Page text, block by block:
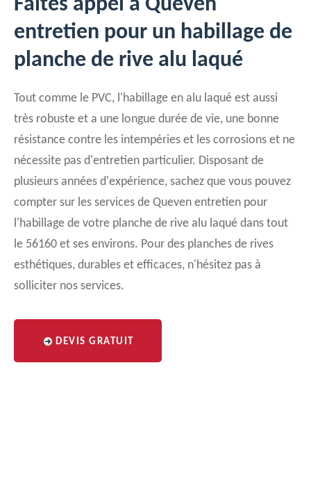
Faites appel à Queven
entretien pour un habillage de
planche de rive alu laqué
Tout comme le PVC, l'habillage en alu laqué est aussi
très robuste et a une longue durée de vie, une bonne
résistance contre les intempéries et les corrosions et ne
nécessite pas d'entretien particulier. Disposant de
plusieurs années d'expérience, sachez que vous pouvez
compter sur les services de Queven entretien pour
l'habillage de votre planche de rive alu laqué dans tout
le 56160 et ses environs. Pour des planches de rives
esthétiques, durables et efficaces, n'hésitez pas à
solliciter nos services.
DEVIS GRATUIT